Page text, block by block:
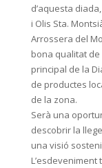
d’aquesta
i Olis Sta.
Arrossera del
bona qualitat de
principal de la
de productes
de la zona.
Serà una
descobrir la
una visió